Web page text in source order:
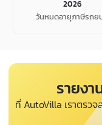
2026
วันหมดอายุภาษีรถย
รายง
ที่ AutoVilla เราตรว